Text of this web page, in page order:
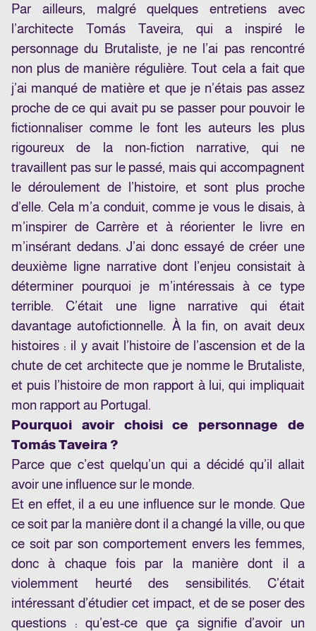
Par ailleurs, malgré quelques entretiens avec
l’architecte Tomás Taveira, qui a inspiré le
personnage du Brutaliste, je ne l’ai pas rencontré
non plus de manière régulière. Tout cela a fait que
j’ai manqué de matière et que je n’étais pas assez
proche de ce qui avait pu se passer pour pouvoir le
fictionnaliser comme le font les auteurs les plus
rigoureux de la non-fiction narrative, qui ne
travaillent pas sur le passé, mais qui accompagnent
le déroulement de l’histoire, et sont plus proche
d’elle. Cela m’a conduit, comme je vous le disais, à
m’inspirer de Carrère et à réorienter le livre en
m’insérant dedans. J’ai donc essayé de créer une
deuxième ligne narrative dont l’enjeu consistait à
déterminer pourquoi je m’intéressais à ce type
terrible. C’était une ligne narrative qui était
davantage autofictionnelle. À la fin, on avait deux
histoires : il y avait l’histoire de l’ascension et de la
chute de cet architecte que je nomme le Brutaliste,
et puis l’histoire de mon rapport à lui, qui impliquait
mon rapport au Portugal.
Pourquoi avoir choisi ce personnage de
Tomás Taveira ?
Parce que c’est quelqu’un qui a décidé qu’il allait
avoir une influence sur le monde.
Et en effet, il a eu une influence sur le monde. Que
ce soit par la manière dont il a changé la ville, ou que
ce soit par son comportement envers les femmes,
donc à chaque fois par la manière dont il a
violemment heurté des sensibilités. C’était
intéressant d’étudier cet impact, et de se poser des
questions : qu’est-ce que ça signifie d’avoir un